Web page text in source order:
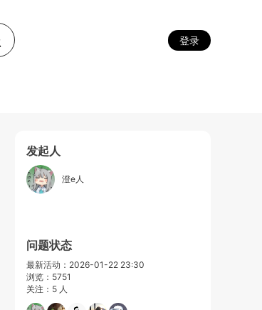
登录
发起人
澄e人
问题状态
最新活动：2026-01-22 23:30
浏览：5751
关注：5 人